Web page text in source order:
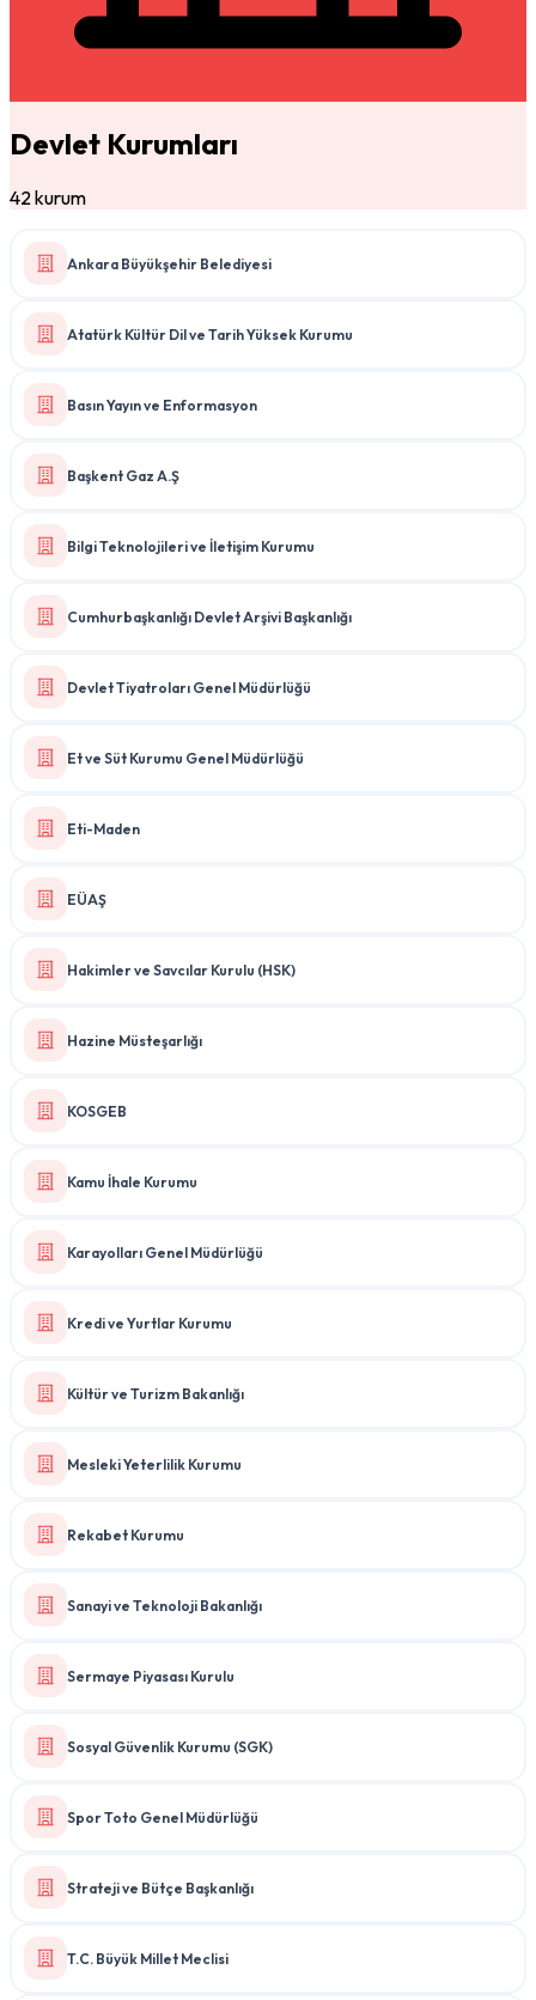
Devlet Kurumları
42 kurum
Ankara Büyükşehir Belediyesi
Atatürk Kültür Dil ve Tarih Yüksek Kurumu
Basın Yayın ve Enformasyon
Başkent Gaz A.Ş
Bilgi Teknolojileri ve İletişim Kurumu
Cumhurbaşkanlığı Devlet Arşivi Başkanlığı
Devlet Tiyatroları Genel Müdürlüğü
Et ve Süt Kurumu Genel Müdürlüğü
Eti-Maden
EÜAŞ
Hakimler ve Savcılar Kurulu (HSK)
Hazine Müsteşarlığı
KOSGEB
Kamu İhale Kurumu
Karayolları Genel Müdürlüğü
Kredi ve Yurtlar Kurumu
Kültür ve Turizm Bakanlığı
Mesleki Yeterlilik Kurumu
Rekabet Kurumu
Sanayi ve Teknoloji Bakanlığı
Sermaye Piyasası Kurulu
Sosyal Güvenlik Kurumu (SGK)
Spor Toto Genel Müdürlüğü
Strateji ve Bütçe Başkanlığı
T.C. Büyük Millet Meclisi